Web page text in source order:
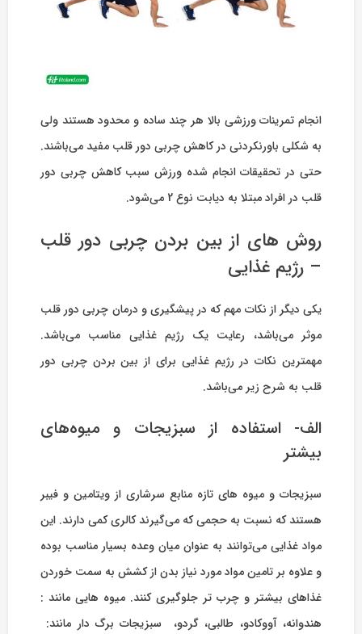
انجام تمرینات ورزشی بالا هر چند ساده و محدود هستند ولی
به شکلی باورنکردنی در کاهش چربی دور قلب مفید می‌باشند.
حتی در تحقیقات انجام شده ورزش سبب کاهش چربی دور
قلب در افراد مبتلا به دیابت نوع 2 می‌شود.
روش های از بین بردن چربی دور قلب
– رژیم غذایی
یکی دیگر از نکات مهم که در پیشگیری و درمان چربی دور قلب
موثر می‌باشد، رعایت یک رژیم غذایی مناسب می‌باشد.
مهمترین نکات در رژیم غذایی برای از بین بردن چربی دور
قلب به شرح زیر می‌باشد.
الف- استفاده از سبزیجات و میوه‌های
بیشتر
سبزیجات و میوه های تازه منابع سرشاری از ویتامین و فیبر
هستند که نسبت به حجمی که می‌گیرند کالری کمی دارند. این
مواد غذایی می‌توانند به عنوان میان وعده بسیار مناسب بوده
و علاوه بر تامین مواد مورد نیاز بدن از کشش به سمت خوردن
غذاهای بیشتر و چرب تر جلوگیری کنند. میوه هایی مانند :
هندوانه، آووکادو، طالبی، گردو، سبزیجات برگ دار مانند: